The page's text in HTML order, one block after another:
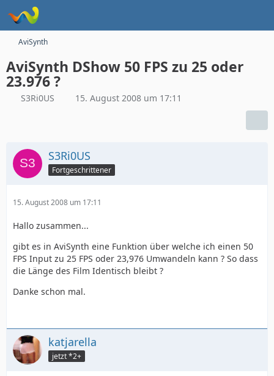
AviSynth
AviSynth DShow 50 FPS zu 25 oder
23.976 ?
S3Ri0US 15. August 2008 um 17:11
S3Ri0US
Fortgeschrittener
15. August 2008 um 17:11
Hallo zusammen...
gibt es in AviSynth eine Funktion über welche ich einen 50
FPS Input zu 25 FPS oder 23,976 Umwandeln kann ? So dass
die Länge des Film Identisch bleibt ?
Danke schon mal.
katjarella
jetzt *2+